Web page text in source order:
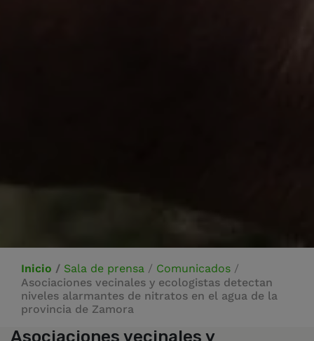
Inicio / Sala de prensa / Comunicados /
Asociaciones vecinales y ecologistas detectan
niveles alarmantes de nitratos en el agua de la
provincia de Zamora
Asociaciones vecinales y